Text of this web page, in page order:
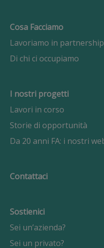
Cosa Facciamo
Lavoriamo in partnership
Di chi ci occupiamo
I nostri progetti
Lavori in corso
Storie di opportunità
Da 20 anni FA: i nostri
Contattaci
Sostienici
Sei un’azienda?
Sei un privato?